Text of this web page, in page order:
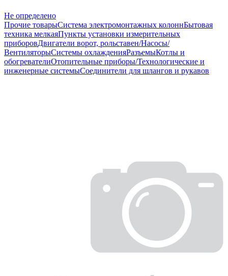
Не определено
Прочие товарыСистема электромонтажных колоннБытовая
техника мелкаяПункты установки измерительных
приборовДвигатели ворот, рольставен/Насосы/
ВентиляторыСистемы охлажденияРазъемыКотлы и
обогревателиОтопительные приборы/Технологические и
инженерные системыСоединители для шлангов и рукавов